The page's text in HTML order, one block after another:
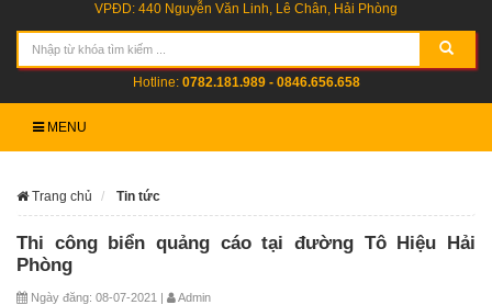
VPĐD: 440 Nguyễn Văn Linh, Lê Chân, Hải Phòng
Hotline: 0782.181.989 - 0846.656.658
MENU
Trang chủ Tin tức
Thi công biển quảng cáo tại đường Tô Hiệu Hải
Phòng
Ngày đăng: 08-07-2021 | Admin